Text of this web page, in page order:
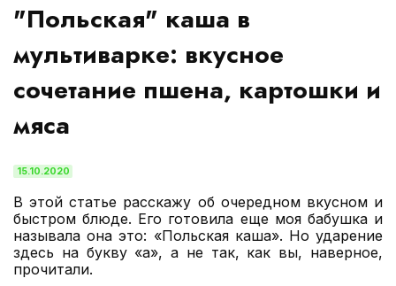
"Польская" каша в
мультиварке: вкусное
сочетание пшена, картошки и
мяса
15.10.2020
В этой статье расскажу об очередном вкусном и
быстром блюде. Его готовила еще моя бабушка и
называла она это: «Польская каша». Но ударение
здесь на букву «а», а не так, как вы, наверное,
прочитали.